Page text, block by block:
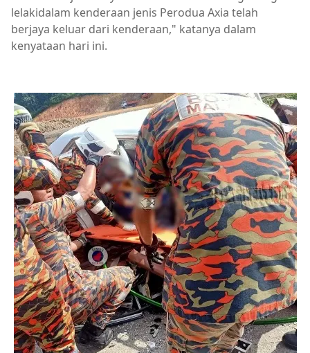
lelakidalam kenderaan jenis Perodua Axia telah
berjaya keluar dari kenderaan," katanya dalam
kenyataan hari ini.